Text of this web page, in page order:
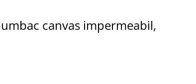
canvas impermeabil,